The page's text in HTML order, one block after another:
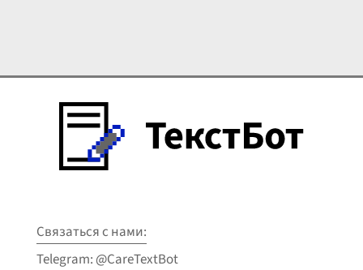
Связаться с нами:
Telegram: @CareTextBot